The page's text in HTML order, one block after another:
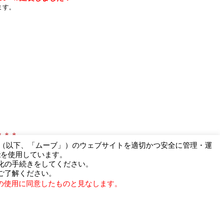
。
＊
下、「ムーブ」）のウェブサイトを適切かつ安全に管理・運
使用しています。
手続きをしてください。
解ください。
用に同意したものと見なします。